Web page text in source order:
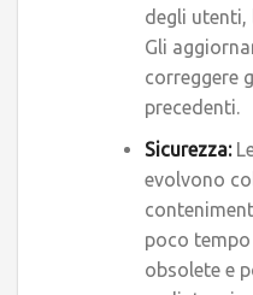
degli utenti,
Gli
correggere
precedenti.
Sicurezza:
evolvono
poco
obsolete e